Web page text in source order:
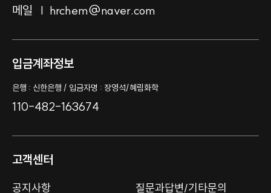
메일
hrchem@naver.com
입금계좌정보
은행 : 신한은행 / 입금자명 : 장영석/혜림화학
110-482-163674
고객센터
공지사항 질문과답변/기타문의